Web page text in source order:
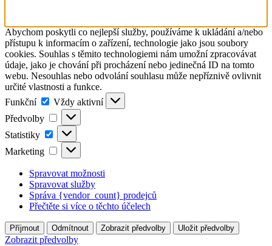
Abychom poskytli co nejlepší služby, používáme k ukládání a/nebo
přístupu k informacím o zařízení, technologie jako jsou soubory
cookies. Souhlas s těmito technologiemi nám umožní zpracovávat
údaje, jako je chování při procházení nebo jedinečná ID na tomto
webu. Nesouhlas nebo odvolání souhlasu může nepříznivě ovlivnit
určité vlastnosti a funkce.
Funkční
Funkční
Vždy aktivní
Předvolby
Předvolby
Statistiky Statistiky
Marketing Marketing
Spravovat možnosti
Spravovat služby
Správa {vendor_count} prodejců
Přečtěte si více o těchto účelech
Příjmout Odmítnout Zobrazit předvolby Uložit předvolby
Zobrazit předvolby